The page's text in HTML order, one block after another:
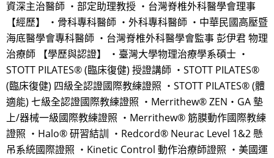
資深主治醫師 ・部定助理教授 ・台灣脊椎外科醫學會理事
【經歷】 ・骨科專科醫師 ・外科專科醫師 ・中華民國高壓暨
海底醫學會專科醫師 ・台灣脊椎外科醫學會監事 彭伊君 物理
治療師 【學歷與認證】 ・臺灣大學物理治療學系碩士 ・
STOTT PILATES® (臨床復健) 授證講師 ・STOTT PILATES®
(臨床復健) 四級全認證國際教練證照 ・STOTT PILATES® (體
適能) 七級全認證國際教練證照 ・Merrithew® ZEN‧GA 墊
上/器械一級國際教練證照 ・Merrithew® 筋膜動作國際教練
證照 ・Halo® 研習結訓 ・Redcord® Neurac Level 1&2 懸
吊系統國際證照 ・Kinetic Control 動作治療師證照 ・美國運